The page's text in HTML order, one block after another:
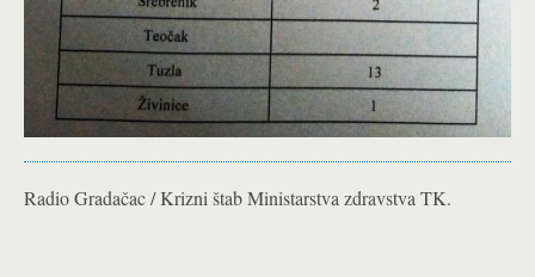
Radio Gradačac / Krizni štab Ministarstva zdravstva TK.